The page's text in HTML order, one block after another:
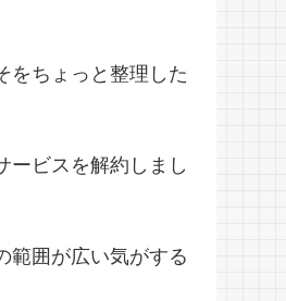
をちょっと整理した
ービスを解約しまし
範囲が広い気がする